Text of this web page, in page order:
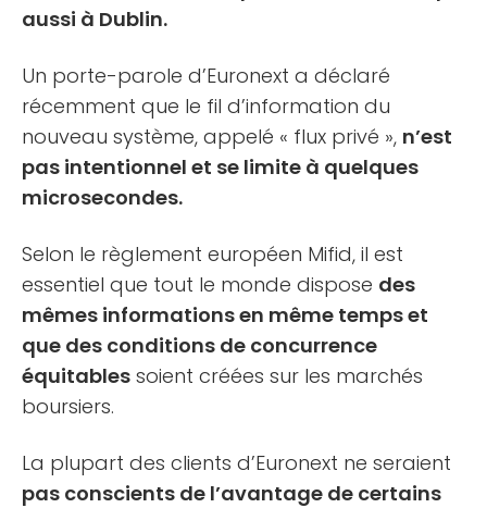
aussi à Dublin.
Un porte-parole d’Euronext a déclaré
récemment que le fil d’information du
nouveau système, appelé « flux privé », n’est
pas intentionnel et se limite à quelques
microsecondes.
Selon le règlement européen Mifid, il est
essentiel que tout le monde dispose des
mêmes informations en même temps et
que des conditions de concurrence
équitables soient créées sur les marchés
boursiers.
La plupart des clients d’Euronext ne seraient
pas conscients de l’avantage de certains